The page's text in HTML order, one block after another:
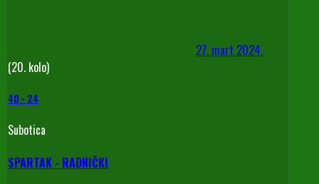
27. mart 2024.
(20. kolo)
40 - 24
Subotica
SPARTAK - RADNIČKI